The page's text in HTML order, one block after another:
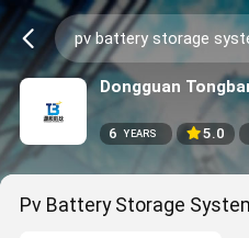
Dongguan
6 YEARS 5.0
Pv Battery Storage